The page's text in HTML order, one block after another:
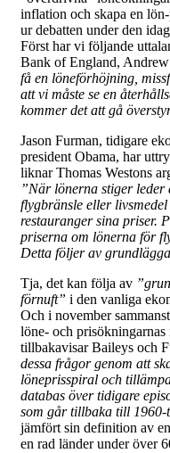
inflation och skapa en
ur debatten under den
Först har vi följande
Bank of England,
få en löneförhöjning,
att vi måste se en
kommer det att gå
Jason Furman, tidigare
president Obama, har
liknar Thomas Westons
”När lönerna stiger leder
flygbränsle eller
restauranger sina priser.
priserna om lönerna för
Detta följer av
Tja, det kan följa av
förnuft” i den vanliga
Och i november
löne- och
tillbakavisar Baileys och
dessa frågor genom att
löneprisspiral och
databas över tidigare
som går tillbaka till 1960-
jämfört sin definition av
en rad länder under över